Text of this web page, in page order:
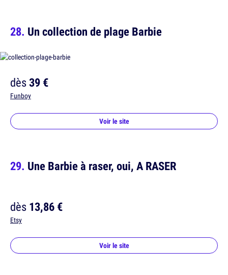
Un collection de plage Barbie
dès39 €
Funboy
Voir le site
Une Barbie à raser, oui, A RASER
dès13,86 €
Etsy
Voir le site